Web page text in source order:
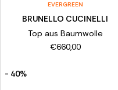
EVERGREEN
BRUNELLO CUCINELLI
Top aus Baumwolle
€660,00
- 40%